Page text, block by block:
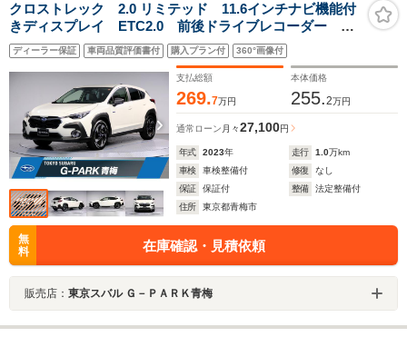
クロストレック 2.0 リミテッド 11.6インチナビ機能付
きディスプレイ ETC2.0 前後ドライブレコーダー
2WD ワンオーナー
ディーラー保証 車両品質評価書付 購入プラン付 360°画像付
支払総額
269.7万円
本体価格
255.2万円
通常ローン 月々27,100円
年式 2023年 走行 1.0万km
車検
車検整備付 修復
なし
保証
保証付 整備
法定整備付
住所
東京都青梅市
無
料
在庫確認・見積依頼
販売店： 東京スバル Ｇ－ＰＡＲＫ青梅